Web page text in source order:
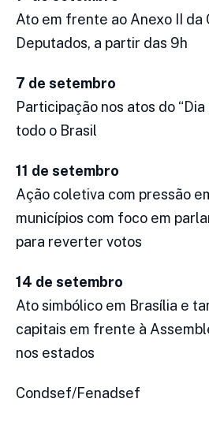
Ato em frente ao Anexo II da
Deputados, a partir das 9h
7 de setembro
Participação nos atos do
todo o Brasil
11 de setembro
Ação coletiva com pressão
municípios com foco em
para reverter votos
14 de setembro
Ato simbólico em Brasília e
capitais em frente à
nos estados
Condsef/Fenadsef